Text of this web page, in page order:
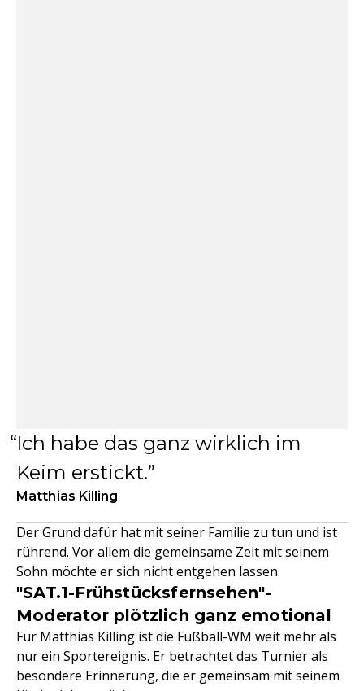
Ich habe das ganz wirklich im
Keim erstickt.
Matthias Killing
Der Grund dafür hat mit seiner Familie zu tun und ist
rührend. Vor allem die gemeinsame Zeit mit seinem
Sohn möchte er sich nicht entgehen lassen.
"SAT.1-Frühstücksfernsehen"-
Moderator plötzlich ganz emotional
Für Matthias Killing ist die Fußball-WM weit mehr als
nur ein Sportereignis. Er betrachtet das Turnier als
besondere Erinnerung, die er gemeinsam mit seinem